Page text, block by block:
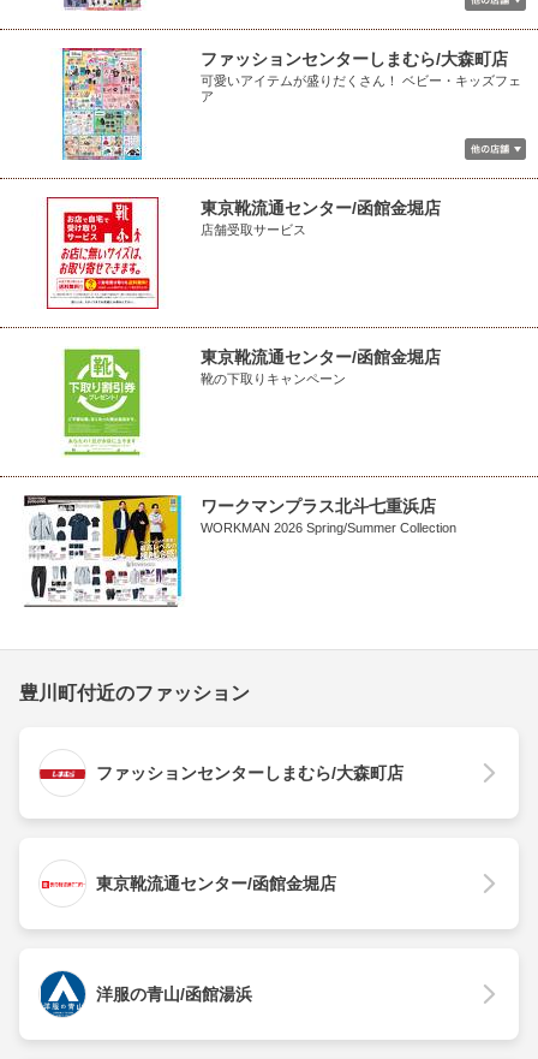
ファッションセンターしまむら/大森町店
可愛いアイテムが盛りだくさん！ ベビー・キッズフェ
ア
東京靴流通センター/函館金堀店
店舗受取サービス
東京靴流通センター/函館金堀店
靴の下取りキャンペーン
ワークマンプラス北斗七重浜店
WORKMAN 2026 Spring/Summer Collection
豊川町付近のファッション
ファッションセンターしまむら/大森町店
東京靴流通センター/函館金堀店
洋服の青山/函館湯浜